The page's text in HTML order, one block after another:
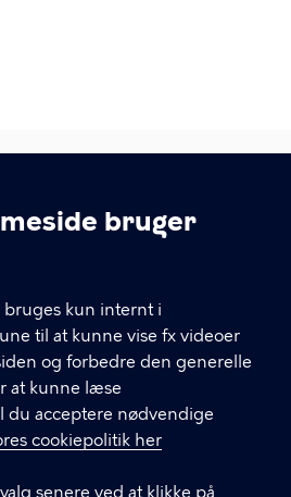
bruger
bruges kun internt i
til at kunne vise fx videoer
og forbedre den generelle
at kunne læse
du acceptere nødvendige
cookiepolitik her
senere ved at klikke på
Kommune
her